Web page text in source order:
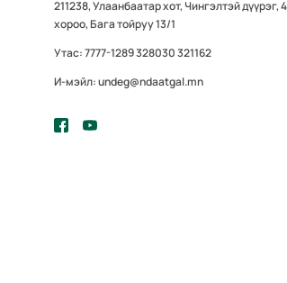
211238, Улаанбаатар хот, Чингэлтэй дүүрэг,
хороо, Бага тойруу 13/1
Утас: 7777-1289 328030 321162
И-мэйл: undeg@ndaatgal.mn